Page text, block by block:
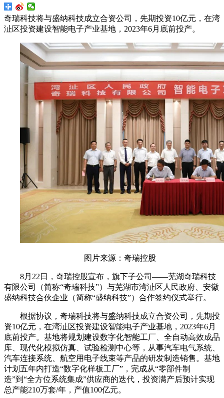
奇瑞科技将与盛纳科技成立合资公司，先期投资10亿元，在湾
沚区投资建设智能电子产业基地，2023年6月底前投产。
图片来源：奇瑞控股
8月22日，奇瑞控股宣布，旗下子公司——芜湖奇瑞科技
有限公司（简称“奇瑞科技”）与芜湖市湾沚区人民政府、安徽
盛纳科技合伙企业（简称“盛纳科技”）合作签约仪式举行。
根据协议，奇瑞科技将与盛纳科技成立合资公司，先期投
资10亿元，在湾沚区投资建设智能电子产业基地，2023年6月
底前投产。基地将规划建设数字化智能工厂、全自动高效成品
库、现代化模拟仿真、试验检测中心等，从事汽车电气系统、
汽车连接系统、航空用电子线束等产品的研发制造销售。基地
计划五年内打造“数字化样板工厂”，完成从“零部件制
造”到“全方位系统集成”供应商的迭代，投资满产后预计实现
总产能210万套/年，产值100亿元。